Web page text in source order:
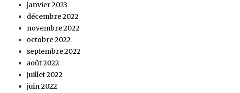
janvier 2023
décembre 2022
novembre 2022
octobre 2022
septembre 2022
août 2022
juillet 2022
juin 2022